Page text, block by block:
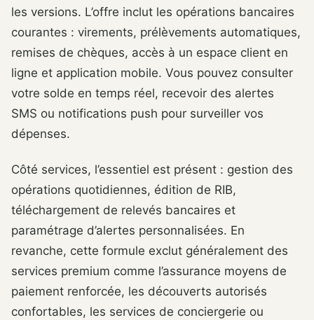
les versions. L’offre inclut les opérations bancaires
courantes : virements, prélèvements automatiques,
remises de chèques, accès à un espace client en
ligne et application mobile. Vous pouvez consulter
votre solde en temps réel, recevoir des alertes
SMS ou notifications push pour surveiller vos
dépenses.
Côté services, l’essentiel est présent : gestion des
opérations quotidiennes, édition de RIB,
téléchargement de relevés bancaires et
paramétrage d’alertes personnalisées. En
revanche, cette formule exclut généralement des
services premium comme l’assurance moyens de
paiement renforcée, les découverts autorisés
confortables, les services de conciergerie ou